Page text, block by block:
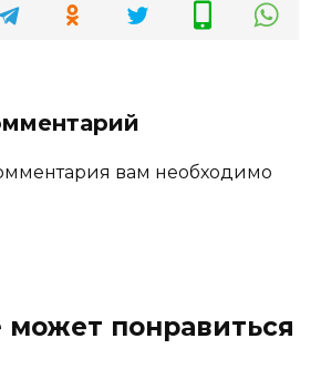
вам необходимо
понравиться